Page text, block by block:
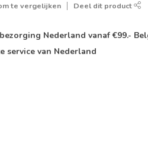
te vergelijken Deel dit product
bezorging Nederland vanaf €99.-
service van Nederland